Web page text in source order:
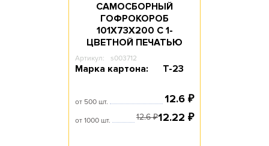
САМОСБОРНЫЙ
ГОФРОКОРОБ
101Х73Х200 С 1-
ЦВЕТНОЙ ПЕЧАТЬЮ
Артикул: s003712
Марка картона: Т-23
от 500 шт. 12.6 ₽
от 1000 шт. 12.6₽12.22 ₽